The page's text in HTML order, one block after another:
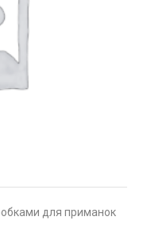
для приманок